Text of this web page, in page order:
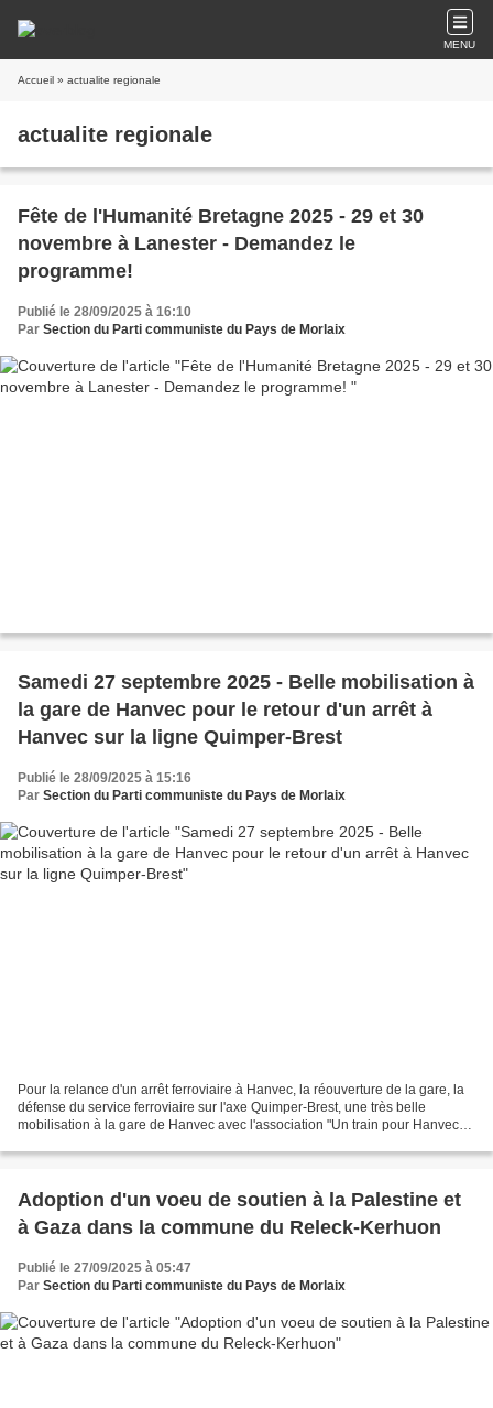
MENU
Accueil » actualite regionale
actualite regionale
Fête de l'Humanité Bretagne 2025 - 29 et 30
novembre à Lanester - Demandez le
programme!
Publié le 28/09/2025 à 16:10
Par Section du Parti communiste du Pays de Morlaix
Samedi 27 septembre 2025 - Belle mobilisation à
la gare de Hanvec pour le retour d'un arrêt à
Hanvec sur la ligne Quimper-Brest
Publié le 28/09/2025 à 15:16
Par Section du Parti communiste du Pays de Morlaix
Pour la relance d'un arrêt ferroviaire à Hanvec, la réouverture de la gare, la
défense du service ferroviaire sur l'axe Quimper-Brest, une très belle
mobilisation à la gare de Hanvec avec l'association "Un train pour Hanvec",
Adoption d'un voeu de soutien à la Palestine et
à Gaza dans la commune du Releck-Kerhuon
Publié le 27/09/2025 à 05:47
Par Section du Parti communiste du Pays de Morlaix